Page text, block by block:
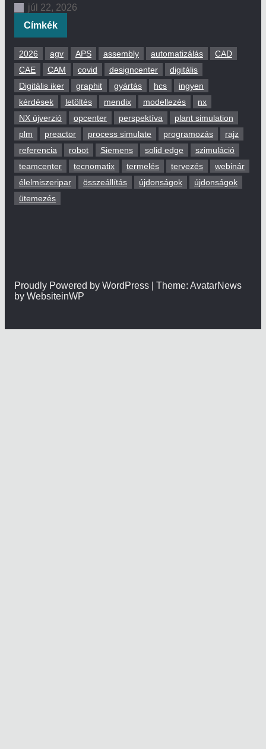
júl 22, 2026
Címkék
2026 agv APS assembly automatizálás
CAD
CAE
CAM covid designcenter
digitális
Digitális iker
graphit gyártás hcs
ingyen
kérdések
letöltés mendix modellezés
nx
NX újverzió
opcenter perspektíva
plant simulation
plm
preactor process simulate programozás
rajz
referencia
robot Siemens solid edge
szimuláció
teamcenter
tecnomatix termelés tervezés
webinár
élelmiszeripar
összeállítás újdonságok
újdonságok
ütemezés
Proudly Powered by WordPress | Theme: AvatarNews
by WebsiteinWP